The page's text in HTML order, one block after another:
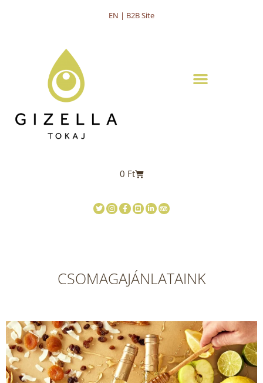
EN | B2B Site
0 Ft
CSOMAGAJÁNLATAINK